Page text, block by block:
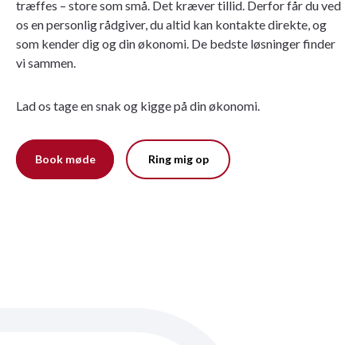
træffes – store som små. Det kræver tillid. Derfor får du ved
os en personlig rådgiver, du altid kan kontakte direkte, og
som kender dig og din økonomi. De bedste løsninger finder
vi sammen.
Lad os tage en snak og kigge på din økonomi.
Book møde Ring mig op